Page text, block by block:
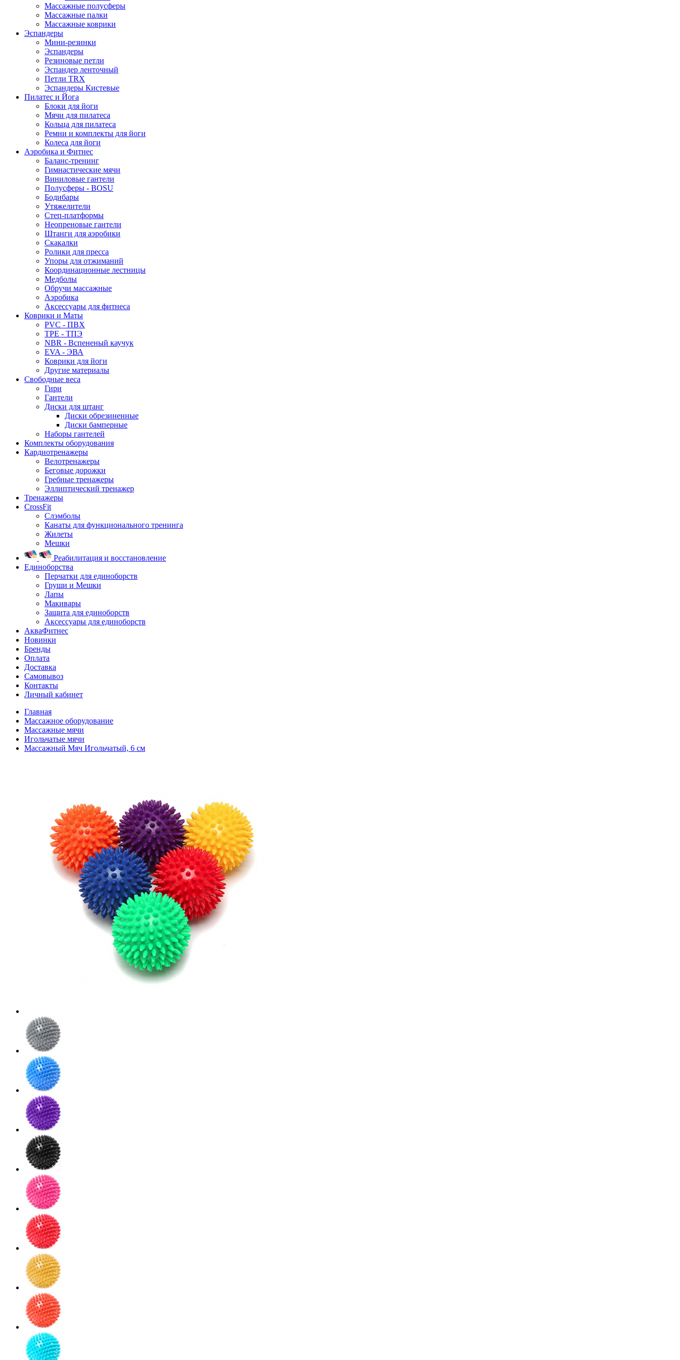
Массажные полусферы
Массажные палки
Массажные коврики
Эспандеры
Мини-резинки
Эспандеры
Резиновые петли
Эспандер ленточный
Петли TRX
Эспандеры Кистевые
Пилатес и Йога
Блоки для йоги
Мячи для пилатеса
Кольца для пилатеса
Ремни и комплекты для йоги
Колеса для йоги
Аэробика и Фитнес
Баланс-тренинг
Гимнастические мячи
Виниловые гантели
Полусферы - BOSU
Бодибары
Утяжелители
Степ-платформы
Неопреновые гантели
Штанги для аэробики
Скакалки
Ролики для пресса
Упоры для отжиманий
Координационные лестницы
Медболы
Обручи массажные
Аэробика
Аксессуары для фитнеса
Коврики и Маты
PVC - ПВХ
TPE - ТПЭ
NBR - Вспененый каучук
EVA - ЭВА
Коврики для йоги
Другие материалы
Свободные веса
Гири
Гантели
Диски для штанг
Диски обрезиненные
Диски бамперные
Наборы гантелей
Комплекты оборудования
Кардиотренажеры
Велотренажеры
Беговые дорожки
Гребные тренажеры
Эллиптический тренажер
Тренажеры
CrossFit
Слэмболы
Канаты для функционального тренинга
Жилеты
Мешки
Реабилитация и восстановление
Единоборства
Перчатки для единоборств
Груши и Мешки
Лапы
Макивары
Защита для единоборств
Аксессуары для единоборств
АкваФитнес
Новинки
Бренды
Оплата
Доставка
Самовывоз
Контакты
Личный кабинет
Главная
Массажное оборудование
Массажные мячи
Игольчатые мячи
Массажный Мяч Игольчатый, 6 см